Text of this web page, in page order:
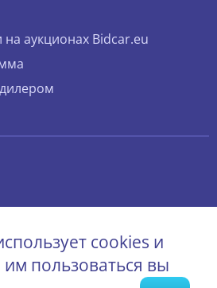
аукционах Bidcar.eu
cookies и
пользоваться вы